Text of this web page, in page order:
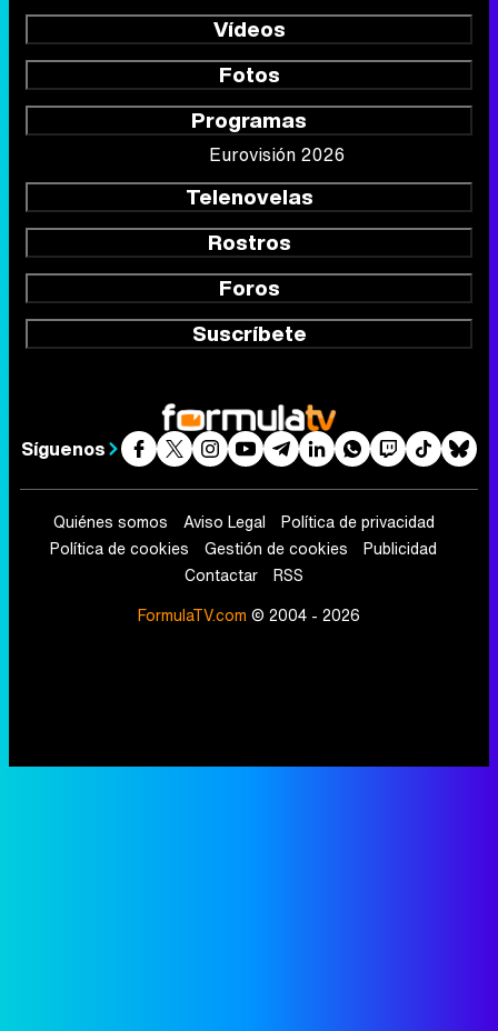
Vídeos
Fotos
Programas
Eurovisión 2026
Telenovelas
Rostros
Foros
Suscríbete
Síguenos
Quiénes somos Aviso Legal
Política de privacidad
Política de cookies
Gestión de cookies
Publicidad
Contactar
RSS
FormulaTV.com © 2004 - 2026